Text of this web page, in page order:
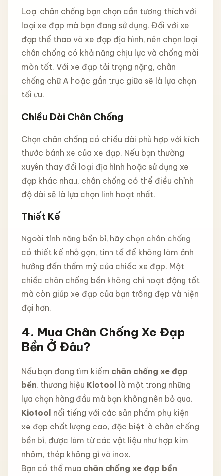
Loại chân chống bạn chọn cần tương thích với
loại xe đạp mà bạn đang sử dụng. Đối với xe
đạp thể thao và xe đạp địa hình, nên chọn loại
chân chống có khả năng chịu lực và chống mài
mòn tốt. Với xe đạp tải trọng nặng, chân
chống chữ A hoặc gắn trục giữa sẽ là lựa chọn
tối ưu.
Chiều Dài Chân Chống
Chọn chân chống có chiều dài phù hợp với kích
thước bánh xe của xe đạp. Nếu bạn thường
xuyên thay đổi loại địa hình hoặc sử dụng xe
đạp khác nhau, chân chống có thể điều chỉnh
độ dài sẽ là lựa chọn linh hoạt nhất.
Thiết Kế
Ngoài tính năng bền bỉ, hãy chọn chân chống
có thiết kế nhỏ gọn, tinh tế để không làm ảnh
hưởng đến thẩm mỹ của chiếc xe đạp. Một
chiếc chân chống bền không chỉ hoạt động tốt
mà còn giúp xe đạp của bạn trông đẹp và hiện
đại hơn.
4. Mua Chân Chống Xe Đạp
Bền Ở Đâu?
Nếu bạn đang tìm kiếm chân chống xe đạp
bền, thương hiệu Kiotool là một trong những
lựa chọn hàng đầu mà bạn không nên bỏ qua.
Kiotool nổi tiếng với các sản phẩm phụ kiện
xe đạp chất lượng cao, đặc biệt là chân chống
bền bỉ, được làm từ các vật liệu như hợp kim
nhôm, thép không gỉ và inox.
Bạn có thể mua chân chống xe đạp bền